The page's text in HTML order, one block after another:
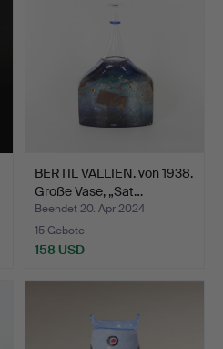
BERTIL VALLIEN. von 1938.
Große Vase, „Sat…
Beendet 20. Apr 2024
15 Gebote
158 USD